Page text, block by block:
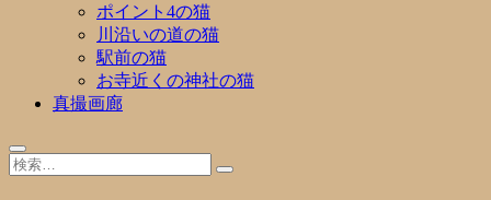
ポイント4の猫
川沿いの道の猫
駅前の猫
お寺近くの神社の猫
真撮画廊